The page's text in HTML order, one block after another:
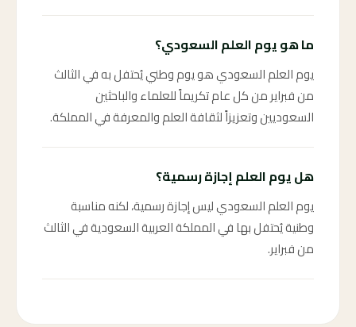
ما هو يوم العلم السعودي؟
يوم العلم السعودي هو يوم وطني يُحتفل به في الثالث
من فبراير من كل عام تكريماً للعلماء والباحثين
السعوديين وتعزيزاً لثقافة العلم والمعرفة في المملكة.
هل يوم العلم إجازة رسمية؟
يوم العلم السعودي ليس إجازة رسمية، لكنه مناسبة
وطنية يُحتفل بها في المملكة العربية السعودية في الثالث
من فبراير.